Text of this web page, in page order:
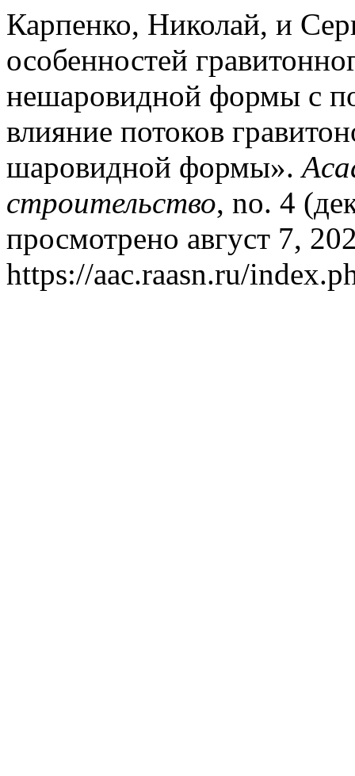
Карпенко, Николай, и
особенностей
нешаровидной формы с
влияние потоков
шаровидной формы».
строительство, no. 4
просмотрено август 7,
https://aac.raasn.ru/